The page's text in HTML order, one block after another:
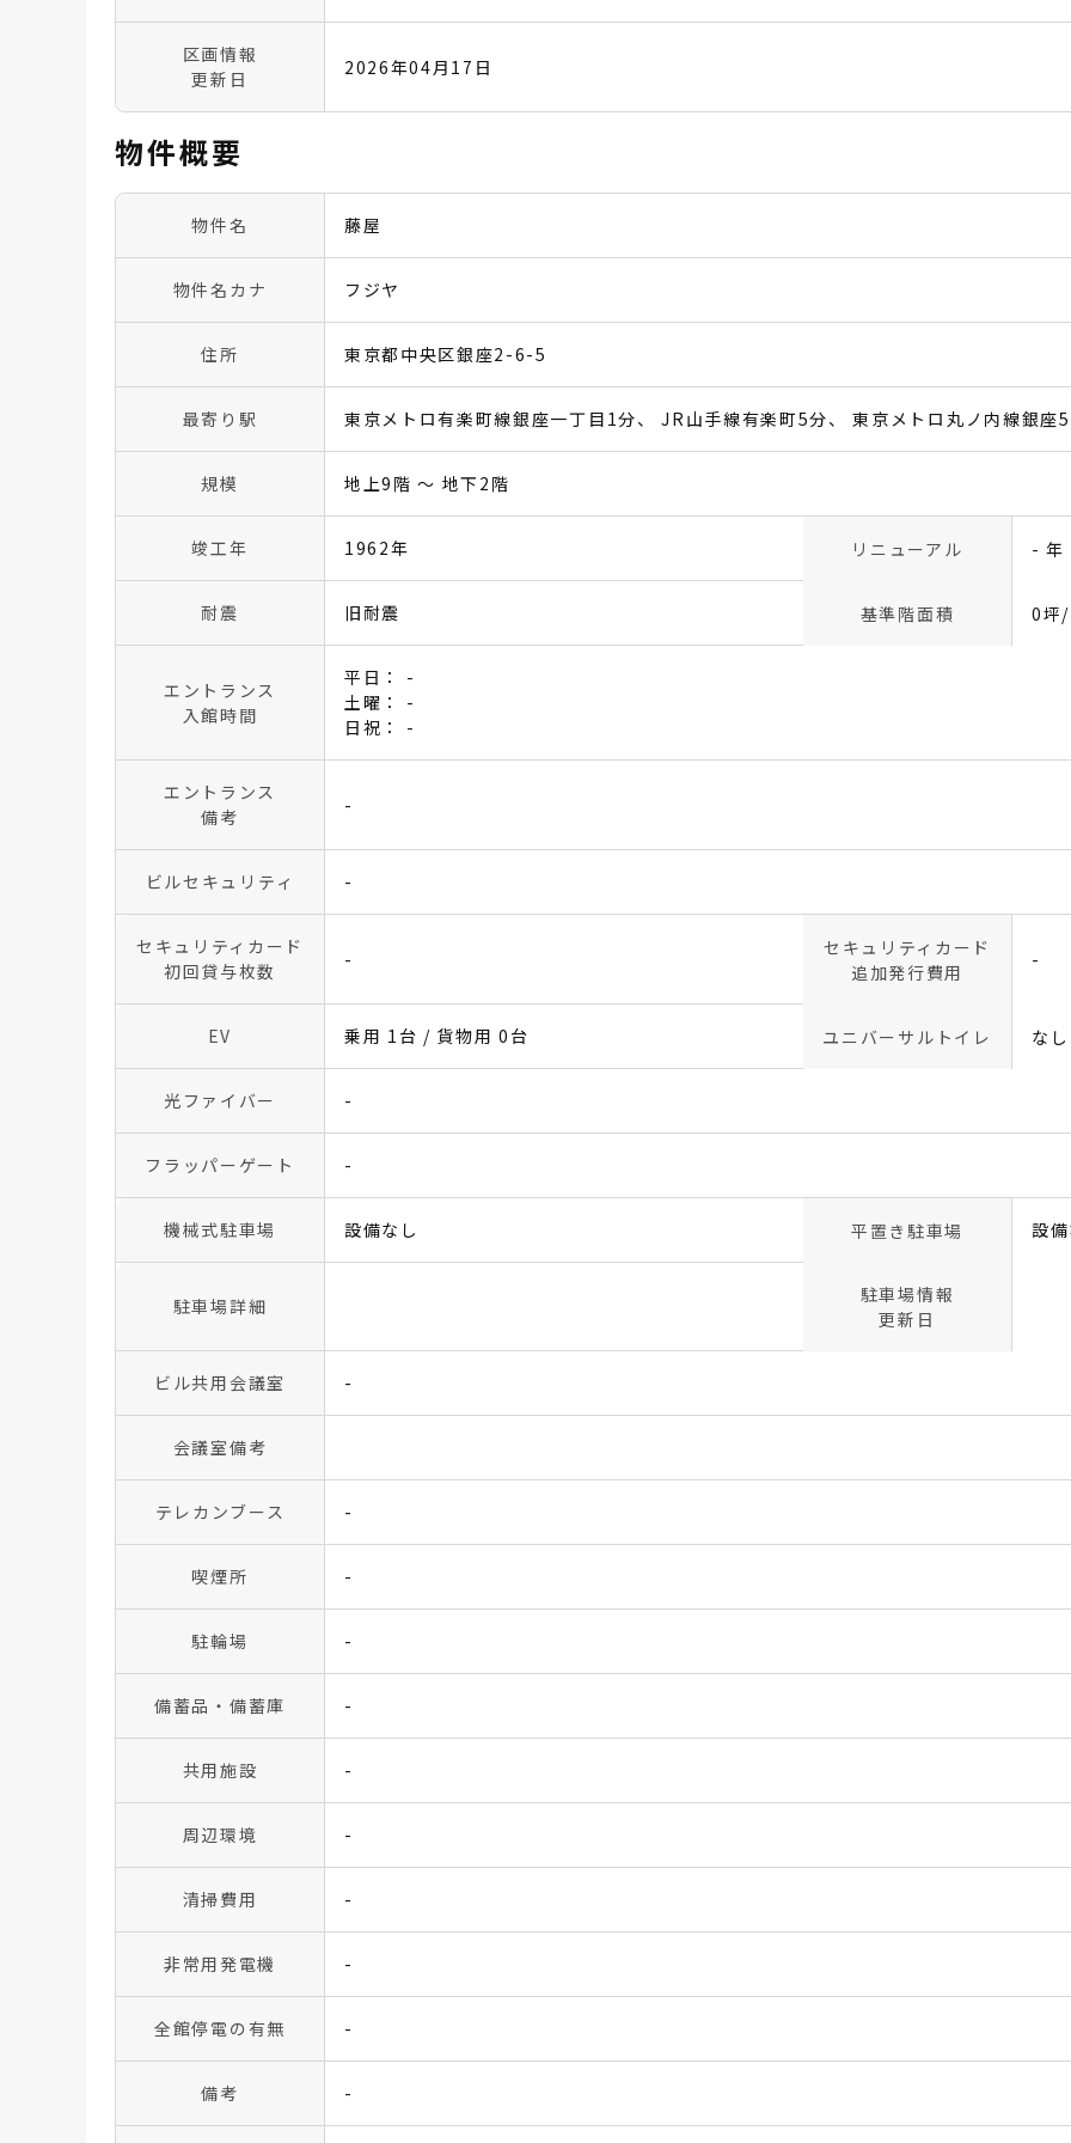
区画情報
更新日
2026年04月17日
物件概要
物件名 藤屋
物件名カナ フジヤ
住所 東京都中央区銀座2-6-5
最寄り駅 東京メトロ有楽町線銀座一丁目1分 JR山手線有楽町5分 東京メトロ丸ノ内線銀座
規模 地上9階 〜 地下2階
竣工年 1962年 リニューアル - 年
耐震 旧耐震 基準階面積 0坪
エントランス
入館時間
平日： -
土曜： -
日祝： -
エントランス
備考
-
ビルセキュリティ -
セキュリティカード
初回貸与枚数
-
セキュリティカード
追加発行費用
-
EV 乗用 1台 / 貨物用 0台 ユニバーサルトイレ なし
光ファイバー -
フラッパーゲート -
機械式駐車場 設備なし 平置き駐車場 設
駐車場詳細
駐車場情報
更新日
ビル共用会議室 -
会議室備考
テレカンブース -
喫煙所 -
駐輪場 -
備蓄品・備蓄庫 -
共用施設 -
周辺環境 -
清掃費用 -
非常用発電機 -
全館停電の有無 -
備考 -